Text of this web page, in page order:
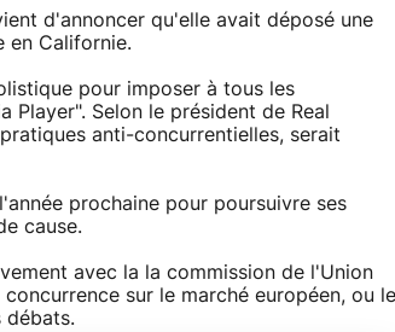
d'annoncer qu'elle avait déposé une
en Californie.
pour imposer à tous les
Selon le président de Real
anti-concurrentielles, serait
prochaine pour poursuivre ses
cause.
avec la la commission de l'Union
sur le marché européen, ou le
débats.